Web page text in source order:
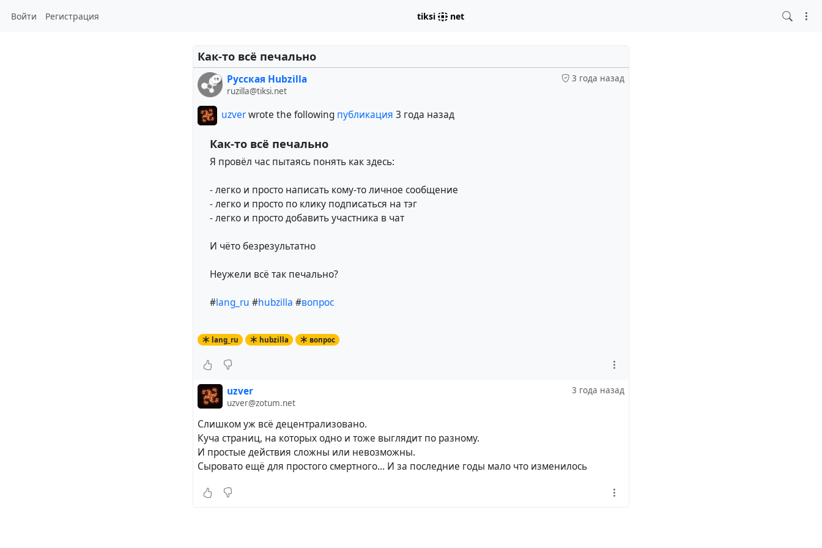
Войти Регистрация tiksi net
Как-то всё печально
3 года назад
Русская Hubzilla
ruzilla@tiksi.net
uzverwrote the following публикация 3 года назад
Как-то всё печально
Я провёл час пытаясь понять как здесь:
- легко и просто написать кому-то личное сообщение
- легко и просто по клику подписаться на тэг
- легко и просто добавить участника в чат
И чёто безрезультатно
Неужели всё так печально?
#lang_ru #hubzilla #вопрос
lang_ru hubzilla вопрос
3 года назад
uzver
uzver@zotum.net
Слишком уж всё децентрализовано.
Куча страниц, на которых одно и тоже выглядит по разному.
И простые действия сложны или невозможны.
Сыровато ещё для простого смертного... И за последние годы мало что изменилось